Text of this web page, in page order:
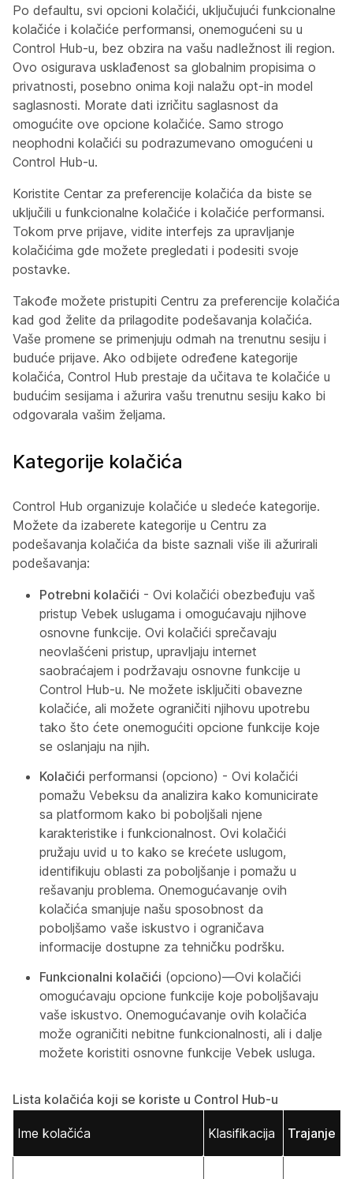
Po defaultu, svi opcioni kolačići, uključujući funkcionalne
kolačiće i kolačiće performansi, onemogućeni su u
Control Hub-u, bez obzira na vašu nadležnost ili region.
Ovo osigurava usklađenost sa globalnim propisima o
privatnosti, posebno onima koji nalažu opt-in model
saglasnosti. Morate dati izričitu saglasnost da
omogućite ove opcione kolačiće. Samo strogo
neophodni kolačići su podrazumevano omogućeni u
Control Hub-u.
Koristite Centar za preferencije kolačića da biste se
uključili u funkcionalne kolačiće i kolačiće performansi.
Tokom prve prijave, vidite interfejs za upravljanje
kolačićima gde možete pregledati i podesiti svoje
postavke.
Takođe možete pristupiti Centru za preferencije kolačića
kad god želite da prilagodite podešavanja kolačića.
Vaše promene se primenjuju odmah na trenutnu sesiju i
buduće prijave. Ako odbijete određene kategorije
kolačića, Control Hub prestaje da učitava te kolačiće u
budućim sesijama i ažurira vašu trenutnu sesiju kako bi
odgovarala vašim željama.
Kategorije kolačića
Control Hub organizuje kolačiće u sledeće kategorije.
Možete da izaberete kategorije u Centru za
podešavanja kolačića da biste saznali više ili ažurirali
podešavanja:
Potrebni kolačići - Ovi kolačići obezbeđuju vaš
pristup Vebek uslugama i omogućavaju njihove
osnovne funkcije. Ovi kolačići sprečavaju
neovlašćeni pristup, upravljaju internet
saobraćajem i podržavaju osnovne funkcije u
Control Hub-u. Ne možete isključiti obavezne
kolačiće, ali možete ograničiti njihovu upotrebu
tako što ćete onemogućiti opcione funkcije koje
se oslanjaju na njih.
Kolačići performansi (opciono) - Ovi kolačići
pomažu Vebeksu da analizira kako komunicirate
sa platformom kako bi poboljšali njene
karakteristike i funkcionalnost. Ovi kolačići
pružaju uvid u to kako se krećete uslugom,
identifikuju oblasti za poboljšanje i pomažu u
rešavanju problema. Onemogućavanje ovih
kolačića smanjuje našu sposobnost da
poboljšamo vaše iskustvo i ograničava
informacije dostupne za tehničku podršku.
Funkcionalni kolačići (opciono)—Ovi kolačići
omogućavaju opcione funkcije koje poboljšavaju
vaše iskustvo. Onemogućavanje ovih kolačića
može ograničiti nebitne funkcionalnosti, ali i dalje
možete koristiti osnovne funkcije Vebek usluga.
Lista kolačića koji se koriste u Control Hub-u
Ime kolačića Klasifikacija Trajanje